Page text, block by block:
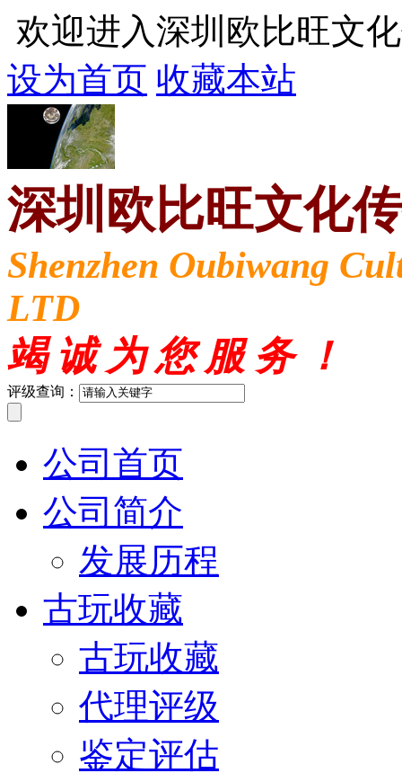
欢迎进入深圳欧比旺文
设为首页 收藏本站
深圳欧比旺文化
Shenzhen Oubiwang
LTD
竭 诚 为 您 服 务 ！
评级查询：
公司首页
公司简介
发展历程
古玩收藏
古玩收藏
代理评级
鉴定评估